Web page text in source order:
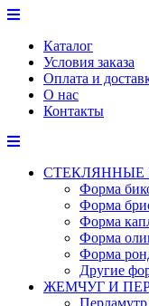
Перейти
содержимому
Каталог
Условия заказа
Оплата и
О нас
Контакты
СТЕКЛЯННЫЕ
Форма
Форма
Форма
Форма
Форма
Другие
ЖЕМЧУГ И